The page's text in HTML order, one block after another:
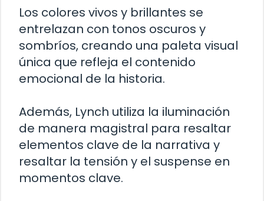
Los colores vivos y brillantes se
entrelazan con tonos oscuros y
sombríos, creando una paleta visual
única que refleja el contenido
emocional de la historia.
Además, Lynch utiliza la iluminación
de manera magistral para resaltar
elementos clave de la narrativa y
resaltar la tensión y el suspense en
momentos clave.